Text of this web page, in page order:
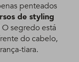
penteados
de styling
segredo está
do cabelo,
tiara.